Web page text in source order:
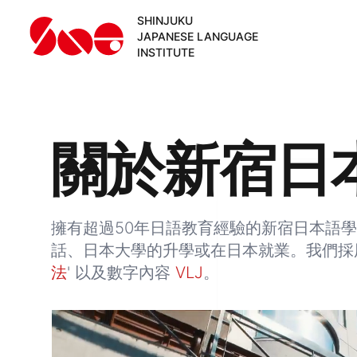
SHINJUKU
JAPANESE LANGUAGE
INSTITUTE
關於新宿日
擁有超過50年日語教育經驗的新宿日本語
話、日本大學的升學或在日本就業。我們
法' 以及數字內容 VLJ。